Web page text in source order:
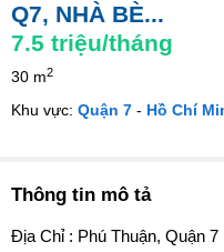
Q7, NHÀ BÈ...
7.5 triệu/tháng
30 m2
Khu vực: Quận 7 - Hồ Chí
Thông tin mô tả
Địa Chỉ : Phú Thuận, Quận 7